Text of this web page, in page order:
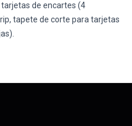
de encartes (4
tapete de corte para tarjetas